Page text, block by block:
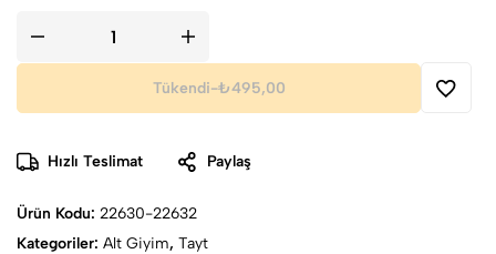
Tükendi-₺495,00
Hızlı Teslimat Paylaş
Ürün Kodu: 22630-22632
Kategoriler: Alt Giyim, Tayt